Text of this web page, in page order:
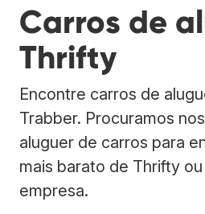
Carros de
Thrifty
Encontre carros de
Trabber. Procuramos
aluguer de carros para
mais barato de Thrifty
empresa.